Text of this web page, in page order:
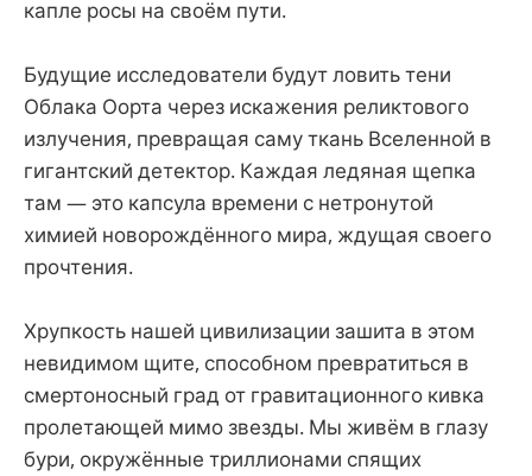
капле росы на своём пути.
Будущие исследователи будут ловить тени
Облака Оорта через искажения реликтового
излучения, превращая саму ткань Вселенной в
гигантский детектор. Каждая ледяная щепка
там — это капсула времени с нетронутой
химией новорождённого мира, ждущая своего
прочтения.
Хрупкость нашей цивилизации зашита в этом
невидимом щите, способном превратиться в
смертоносный град от гравитационного кивка
пролетающей мимо звезды. Мы живём в глазу
бури, окружённые триллионами спящих